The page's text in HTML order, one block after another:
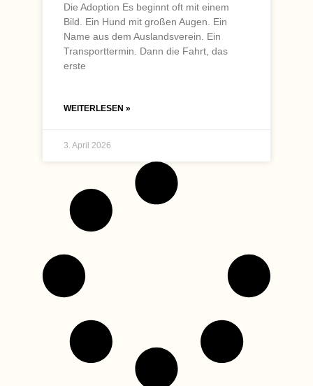
Die Adoption Es beginnt oft mit einem
Bild. Ein Hund mit großen Augen. Ein
Name aus dem Auslandsverein. Ein
Transporttermin. Dann die Fahrt, das
erste
WEITERLESEN »
3. April 2026